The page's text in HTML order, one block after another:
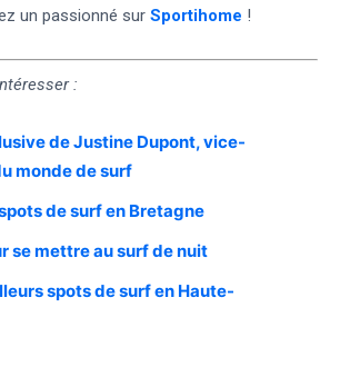
un passionné sur Sportihome !
:
de Justine Dupont, vice-
monde de surf
de surf en Bretagne
se mettre au surf de nuit
spots de surf en Haute-